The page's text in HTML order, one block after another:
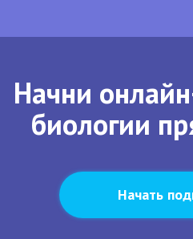
Начни
биологии
Начать